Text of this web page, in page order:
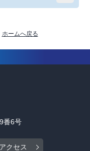
ホームへ戻る
番6号
クセス